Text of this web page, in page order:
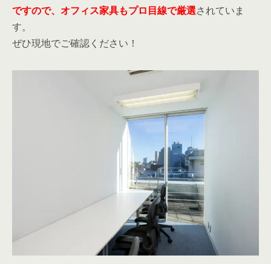
ですので、オフィス家具もプロ目線で厳選されていま
す。
ぜひ現地でご確認ください！